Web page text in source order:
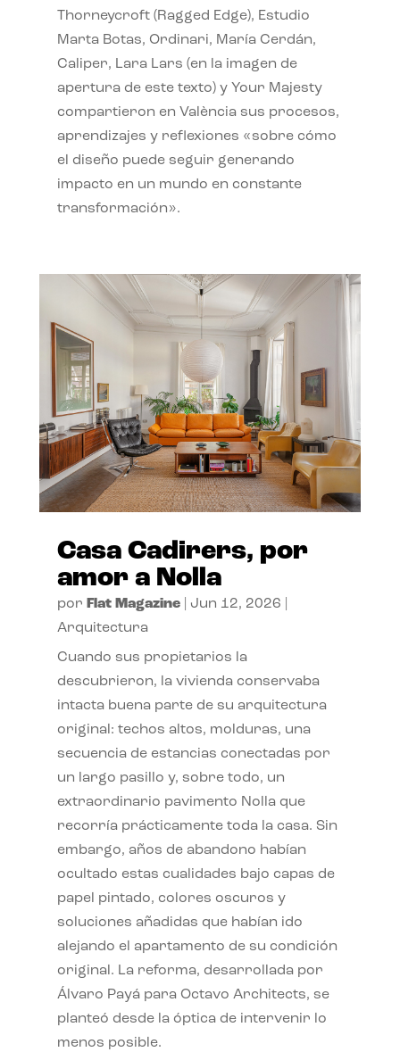
Thorneycroft (Ragged Edge), Estudio
Marta Botas, Ordinari, María Cerdán,
Caliper, Lara Lars (en la imagen de
apertura de este texto) y Your Majesty
compartieron en València sus procesos,
aprendizajes y reflexiones «sobre cómo
el diseño puede seguir generando
impacto en un mundo en constante
transformación».
Casa Cadirers, por
amor a Nolla
por Flat Magazine| Jun 12, 2026
Arquitectura
Cuando sus propietarios la
descubrieron, la vivienda conservaba
intacta buena parte de su arquitectura
original: techos altos, molduras, una
secuencia de estancias conectadas por
un largo pasillo y, sobre todo, un
extraordinario pavimento Nolla que
recorría prácticamente toda la casa. Sin
embargo, años de abandono habían
ocultado estas cualidades bajo capas de
papel pintado, colores oscuros y
soluciones añadidas que habían ido
alejando el apartamento de su condición
original. La reforma, desarrollada por
Álvaro Payá para Octavo Architects, se
planteó desde la óptica de intervenir lo
menos posible.